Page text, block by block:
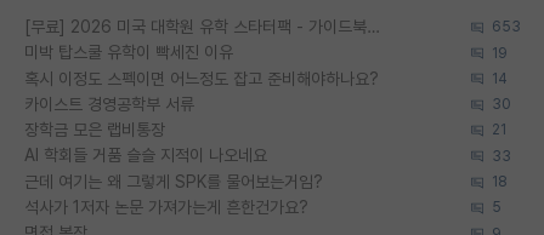
[무료] 2026 미국 대학원 유학 스타터팩 - 가이드북 & 합격자 컨택메일 템플릿 653
미박 탑스쿨 유학이 빡세진 이유 19
혹시 이정도 스펙이면 어느정도 잡고 준비해야하나요? 14
카이스트 경영공학부 서류 30
장학금 모은 랩비통장 21
AI 학회들 거품 슬슬 지적이 나오네요 33
근데 여기는 왜 그렇게 SPK를 물어보는거임? 18
석사가 1저자 논문 가져가는게 흔한건가요? 5